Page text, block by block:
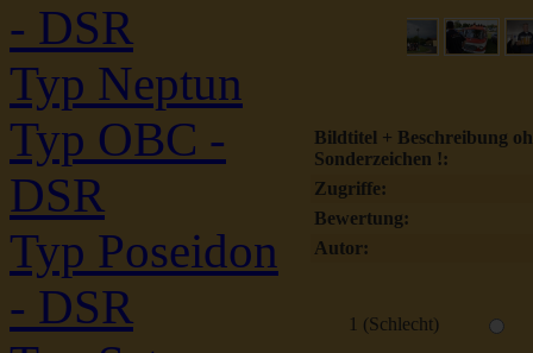
- DSR
Typ Neptun
Typ OBC -
DSR
Typ Poseidon
- DSR
Bildtitel + Beschreibung
Sonderzeichen !:
Zugriffe:
Bewertung:
Autor:
1 (Schlecht)